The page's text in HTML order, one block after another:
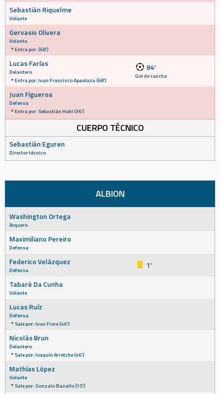
Sebastián Riquelme
Volante
Gervasio Olivera
Volante
Entra por: (68')
Lucas Farías
Delantero
Entra por: Juan Francisco Apaolaza (68')
84'
Gol de cancha
Juan Figueroa
Defensa
Entra por: Sebastián Hohl (36')
CUERPO TÉCNICO
Sebastián Eguren
Director técnico
ALBION
Washington Ortega
Arquero
Maximiliano Pereiro
Defensa
Federico Velázquez
Defensa
1'
Tabaré Da Cunha
Volante
Lucas Ruíz
Defensa
Sale por: Juan Fiore (46')
Nicolás Brun
Delantero
Sale por: Joaquín Arretche (46')
Mathías López
Volante
Sale por: Gonzalo Bazallo (75')